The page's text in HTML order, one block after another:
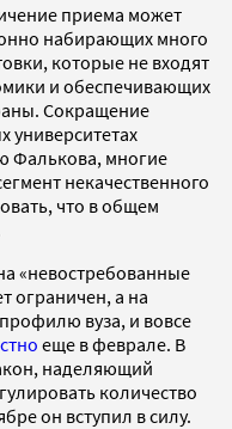
приема может
набирающих много
которые не входят
и обеспечивающих
Сокращение
университетах
Фалькова, многие
некачественного
что в общем
«невостребованные
ограничен, а на
вуза, и вовсе
еще в феврале. В
наделяющий
количество
он вступил в силу.